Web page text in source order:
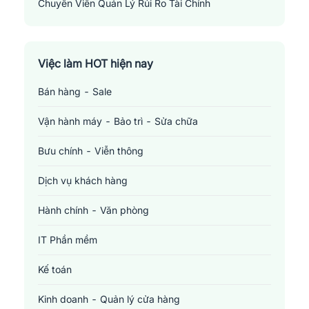
Chuyên Viên Quản Lý Rủi Ro Tài Chính
Việc làm HOT hiện nay
Bán hàng - Sale
Vận hành máy - Bảo trì - Sửa chữa
Bưu chính - Viễn thông
Dịch vụ khách hàng
Hành chính - Văn phòng
IT Phần mềm
Kế toán
Kinh doanh - Quản lý cửa hàng